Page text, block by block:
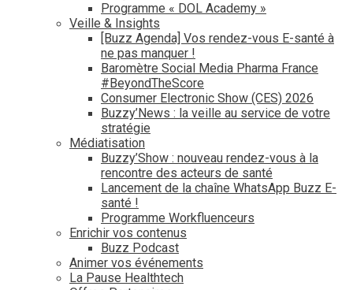
Programme « DOL Academy »
Veille & Insights
[Buzz Agenda] Vos rendez-vous E-santé à
ne pas manquer !
Baromètre Social Media Pharma France
#BeyondTheScore
Consumer Electronic Show (CES) 2026
Buzzy’News : la veille au service de votre
stratégie
Médiatisation
Buzzy’Show : nouveau rendez-vous à la
rencontre des acteurs de santé
Lancement de la chaîne WhatsApp Buzz E-
santé !
Programme Workfluenceurs
Enrichir vos contenus
Buzz Podcast
Animer vos événements
La Pause Healthtech